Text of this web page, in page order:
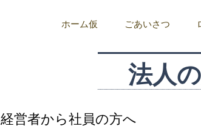
ホーム仮 ごあいさつ
法人
経営者から社員の方へ